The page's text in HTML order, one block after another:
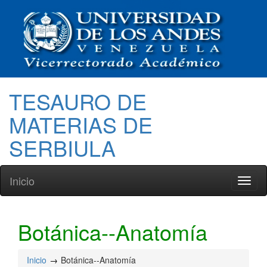
TESAURO DE
MATERIAS DE
SERBIULA
Inicio
Botánica--Anatomía
Inicio Botánica--Anatomía